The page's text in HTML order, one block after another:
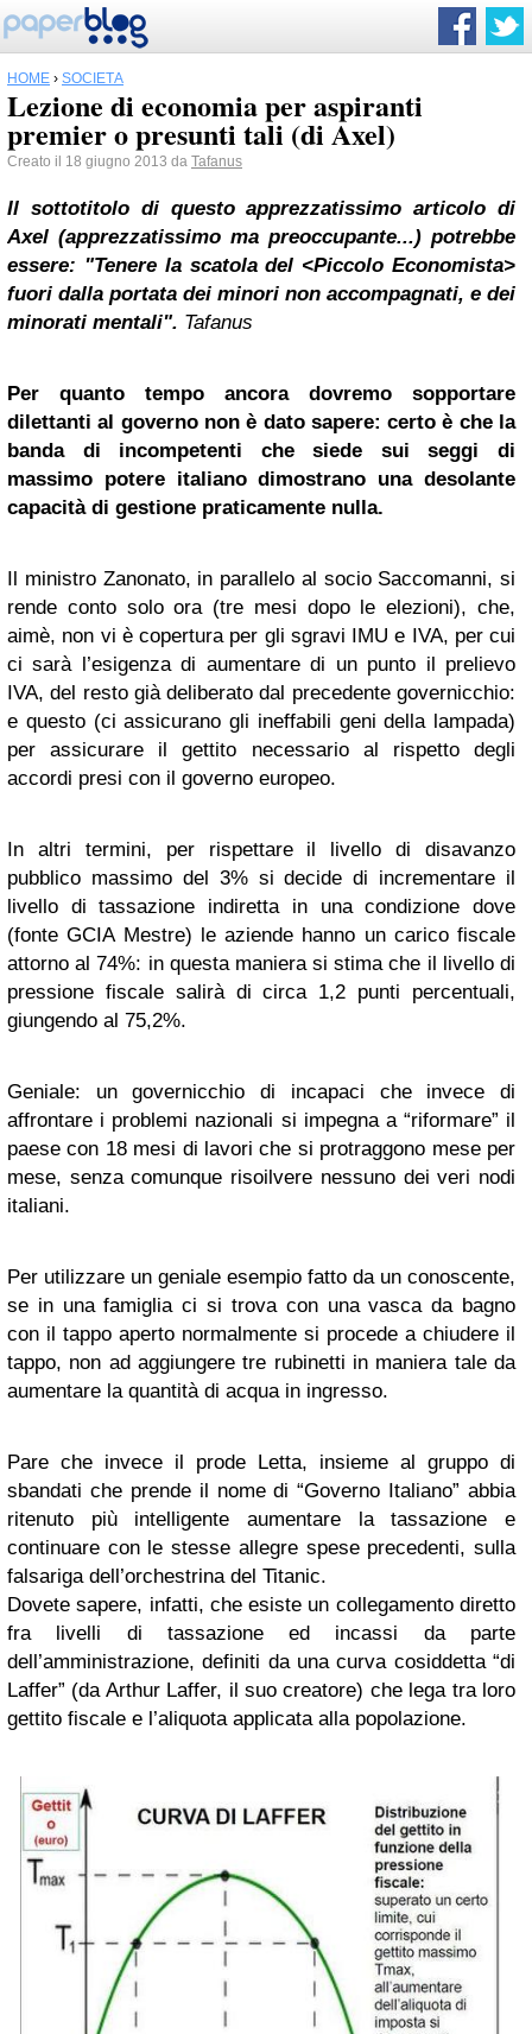
HOME › SOCIETÀ
Lezione di economia per aspiranti
premier o presunti tali (di Axel)
Creato il 18 giugno 2013 da Tafanus
Il sottotitolo di questo apprezzatissimo articolo di
Axel (apprezzatissimo ma preoccupante...) potrebbe
essere: "Tenere la scatola del <Piccolo Economista>
fuori dalla portata dei minori non accompagnati, e dei
minorati mentali". Tafanus
Per quanto tempo ancora dovremo sopportare
dilettanti al governo non è dato sapere: certo è che la
banda di incompetenti che siede sui seggi di
massimo potere italiano dimostrano una desolante
capacità di gestione praticamente nulla.
Il ministro Zanonato, in parallelo al socio Saccomanni, si
rende conto solo ora (tre mesi dopo le elezioni), che,
aimè, non vi è copertura per gli sgravi IMU e IVA, per cui
ci sarà l’esigenza di aumentare di un punto il prelievo
IVA, del resto già deliberato dal precedente governicchio:
e questo (ci assicurano gli ineffabili geni della lampada)
per assicurare il gettito necessario al rispetto degli
accordi presi con il governo europeo.
In altri termini, per rispettare il livello di disavanzo
pubblico massimo del 3% si decide di incrementare il
livello di tassazione indiretta in una condizione dove
(fonte GCIA Mestre) le aziende hanno un carico fiscale
attorno al 74%: in questa maniera si stima che il livello di
pressione fiscale salirà di circa 1,2 punti percentuali,
giungendo al 75,2%.
Geniale: un governicchio di incapaci che invece di
affrontare i problemi nazionali si impegna a “riformare” il
paese con 18 mesi di lavori che si protraggono mese per
mese, senza comunque risoilvere nessuno dei veri nodi
italiani.
Per utilizzare un geniale esempio fatto da un conoscente,
se in una famiglia ci si trova con una vasca da bagno
con il tappo aperto normalmente si procede a chiudere il
tappo, non ad aggiungere tre rubinetti in maniera tale da
aumentare la quantità di acqua in ingresso.
Pare che invece il prode Letta, insieme al gruppo di
sbandati che prende il nome di “Governo Italiano” abbia
ritenuto più intelligente aumentare la tassazione e
continuare con le stesse allegre spese precedenti, sulla
falsariga dell’orchestrina del Titanic.
Dovete sapere, infatti, che esiste un collegamento diretto
fra livelli di tassazione ed incassi da parte
dell’amministrazione, definiti da una curva cosiddetta “di
Laffer” (da Arthur Laffer, il suo creatore) che lega tra loro
gettito fiscale e l’aliquota applicata alla popolazione.